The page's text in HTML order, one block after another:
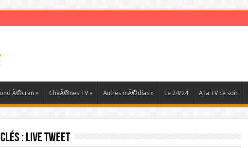
Ã©cran » ChaÃ®nes TV » Autres mÃ©dias » Le 24/24 A la TV ce soir
:live tweet